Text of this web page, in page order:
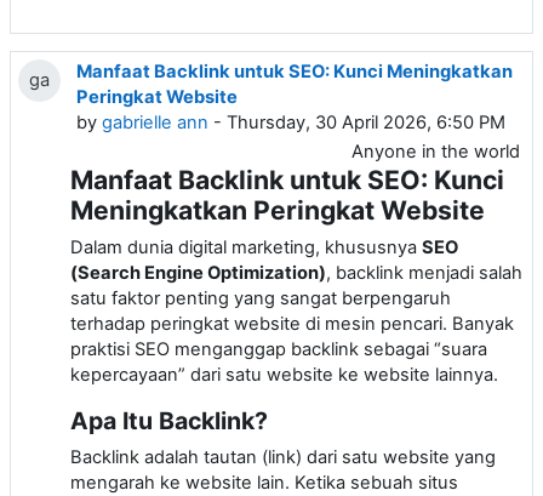
ga
Manfaat Backlink untuk SEO: Kunci Meningkatkan
Peringkat Website
by gabrielle ann - Thursday, 30 April 2026, 6:50 PM
Anyone in the world
Manfaat Backlink untuk SEO: Kunci
Meningkatkan Peringkat Website
Dalam dunia digital marketing, khususnya SEO
(Search Engine Optimization), backlink menjadi salah
satu faktor penting yang sangat berpengaruh
terhadap peringkat website di mesin pencari. Banyak
praktisi SEO menganggap backlink sebagai “suara
kepercayaan” dari satu website ke website lainnya.
Apa Itu Backlink?
Backlink adalah tautan (link) dari satu website yang
mengarah ke website lain. Ketika sebuah situs